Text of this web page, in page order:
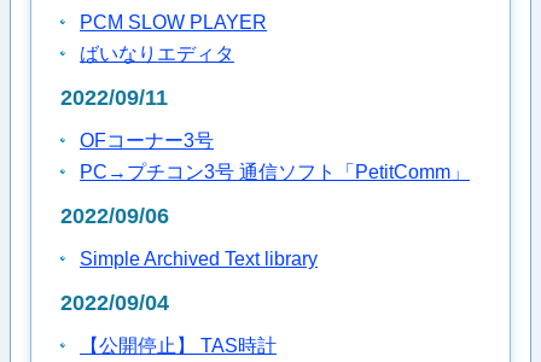
PCM SLOW PLAYER
ばいなりエディタ
2022/09/11
OFコーナー3号
PC→プチコン3号 通信ソフト「PetitComm」
2022/09/06
Simple Archived Text library
2022/09/04
【公開停止】 TAS時計